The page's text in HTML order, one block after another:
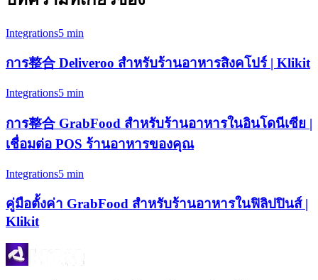
Integrations5 min
การ整合 Deliveroo สำหรับร้านอาหารสิงคโปร์ | Klikit
Integrations5 min
การ整合 GrabFood สำหรับร้านอาหารในอินโดนีเซีย |
เชื่อมต่อ POS ร้านอาหารของคุณ
Integrations5 min
คู่มือตั้งค่า GrabFood สำหรับร้านอาหารในฟิลิปปินส์ |
Klikit